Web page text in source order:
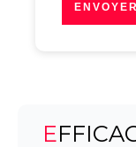
ENVOYER